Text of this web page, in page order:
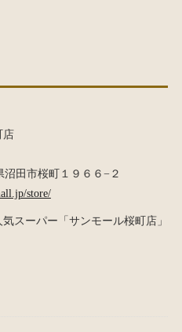
田市桜町１９６６−２
store/
スーパー「サンモール桜町店」